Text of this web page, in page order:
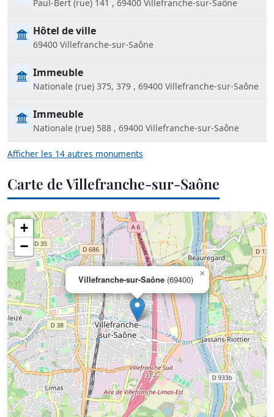
Paul-Bert (rue) 141 , 69400 Villefranche-sur-Saône
Hôtel de ville
69400 Villefranche-sur-Saône
Immeuble
Nationale (rue) 375, 379 , 69400 Villefranche-sur-Saône
Immeuble
Nationale (rue) 588 , 69400 Villefranche-sur-Saône
Afficher les 14 autres monuments
Carte de Villefranche-sur-Saône
Villefranche-sur-Saône (69400)
×
+
−